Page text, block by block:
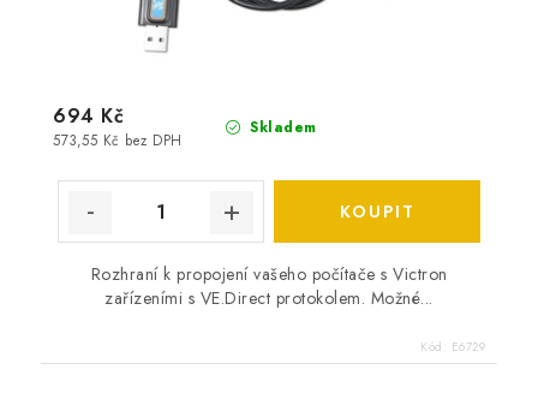
Skladem
573,55 Kč bez DPH
694 Kč
Rozhraní k propojení vašeho počítače s Victron
zařízeními s VE.Direct protokolem. Možné...
Kód: E6729